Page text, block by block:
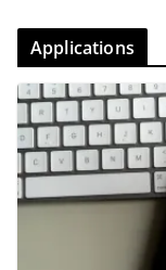
Applications